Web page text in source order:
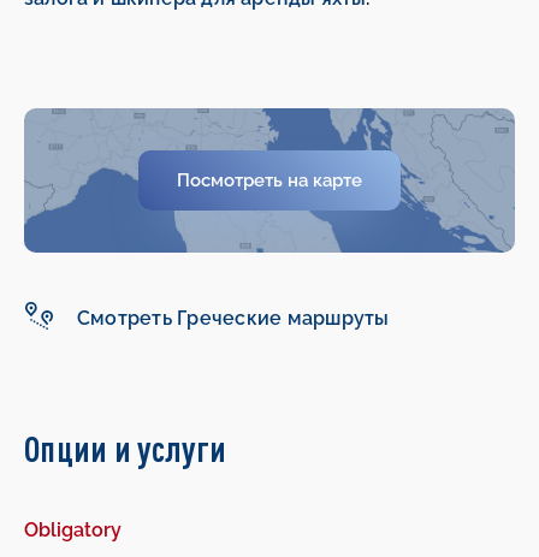
Посмотреть на карте
Смотреть Греческие маршруты
Опции и услуги
Obligatory
-